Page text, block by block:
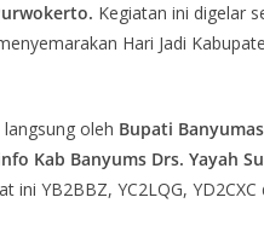
Kegiatan ini digelar
Hari Jadi
langsung oleh Bupati
Kab Banyums Drs. Yayah
YB2BBZ, YC2LQG, YD2CXC